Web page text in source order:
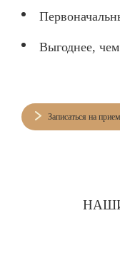
Выгоднее,
Записаться на прием